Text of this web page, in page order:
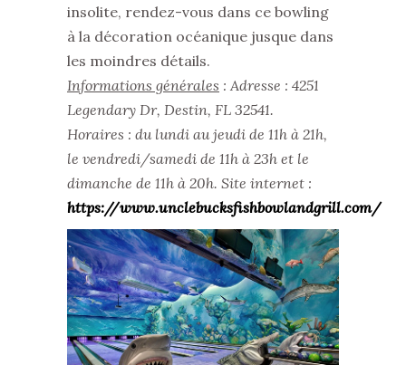
insolite, rendez-vous dans ce bowling
à la décoration océanique jusque dans
les moindres détails.
Informations générales : Adresse : 4251
Legendary Dr, Destin, FL 32541.
Horaires : du lundi au jeudi de 11h à 21h,
le vendredi/samedi de 11h à 23h et le
dimanche de 11h à 20h. Site internet :
https://www.unclebucksfishbowlandgrill.com/